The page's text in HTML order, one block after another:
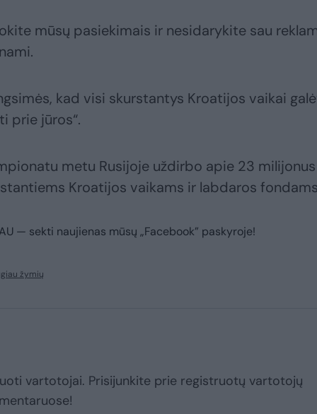
mūsų pasiekimais ir nesidarykite sau
kad visi skurstantys Kroatijos vaikai
prie jūros“.
metu Rusijoje uždirbo apie 23 milijonus
Kroatijos vaikams ir labdaros
— sekti naujienas mūsų „Facebook” paskyroje!
žymių
vartotojai. Prisijunkite prie registruotų vartotojų